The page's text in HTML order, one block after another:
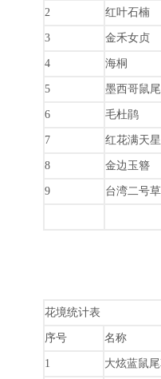
2 红叶石楠
3 金禾女贞
4 海桐
5 墨西哥鼠
6 毛杜鹃
7 红花满天星
8 金边玉簪
9 台湾二号
花境统计表
序号 名称
1 大炫蓝鼠